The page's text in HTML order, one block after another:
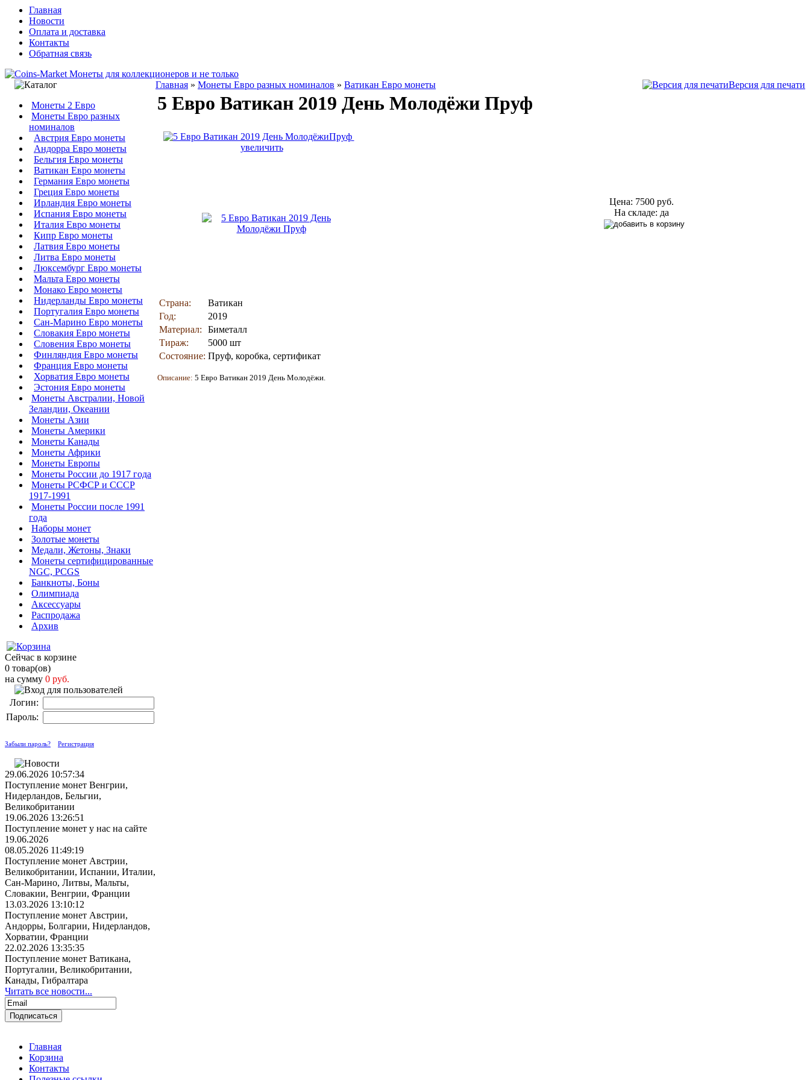
Главная
Новости
Оплата и доставка
Контакты
Обратная связь
Монеты 2 Евро
Монеты Евро разных
номиналов
Австрия Евро монеты
Андорра Евро монеты
Бельгия Евро монеты
Ватикан Евро монеты
Германия Евро монеты
Греция Евро монеты
Ирландия Евро монеты
Испания Евро монеты
Италия Евро монеты
Кипр Евро монеты
Латвия Евро монеты
Литва Евро монеты
Люксембург Евро монеты
Мальта Евро монеты
Монако Евро монеты
Нидерланды Евро монеты
Португалия Евро монеты
Сан-Марино Евро монеты
Словакия Евро монеты
Словения Евро монеты
Финляндия Евро монеты
Франция Евро монеты
Хорватия Евро монеты
Эстония Евро монеты
Монеты Австралии, Новой
Зеландии, Океании
Монеты Азии
Монеты Америки
Монеты Канады
Монеты Африки
Монеты Европы
Монеты России до 1917 года
Монеты РСФСР и СССР
1917-1991
Монеты России после 1991
года
Наборы монет
Золотые монеты
Медали, Жетоны, Знаки
Монеты сертифицированные
NGC, PCGS
Банкноты, Боны
Олимпиада
Аксессуары
Распродажа
Архив
Сейчас в корзине
0 товар(ов)
на сумму 0 руб.
Логин:
Пароль:
Забыли пароль? Регистрация
29.06.2026 10:57:34
Поступление монет Венгрии,
Нидерландов, Бельгии,
Великобритании
19.06.2026 13:26:51
Поступление монет у нас на сайте
19.06.2026
08.05.2026 11:49:19
Поступление монет Австрии,
Великобритании, Испании, Италии,
Сан-Марино, Литвы, Мальты,
Словакии, Венгрии, Франции
13.03.2026 13:10:12
Поступление монет Австрии,
Андорры, Болгарии, Нидерландов,
Хорватии, Франции
22.02.2026 13:35:35
Поступление монет Ватикана,
Португалии, Великобритании,
Канады, Гибралтара
Читать все новости...
Главная » Монеты Евро разных номиналов » Ватикан Евро монеты Версия для печати
5 Евро Ватикан 2019 День Молодёжи Пруф
увеличить
Цена: 7500 руб.
На складе: да
Страна:
Ватикан
Год:
2019
Материал:
Биметалл
Тираж:
5000 шт
Состояние: Пруф, коробка, сертификат
Описание: 5 Евро Ватикан 2019 День Молодёжи.
Главная
Корзина
Контакты